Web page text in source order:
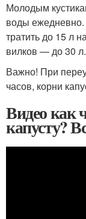
Молодым
воды
тратить до 15 л
вилков — до 30 л.
Важно! При
часов, корни
Видео как
капусту?